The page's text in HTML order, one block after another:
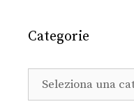
Categorie